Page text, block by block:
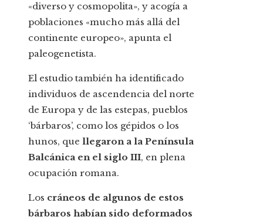
«diverso y cosmopolita», y acogía a
poblaciones «mucho más allá del
continente europeo», apunta el
paleogenetista.
El estudio también ha identificado
individuos de ascendencia del norte
de Europa y de las estepas, pueblos
‘bárbaros’, como los gépidos o los
hunos, que llegaron a la Península
Balcánica en el siglo III, en plena
ocupación romana.
Los cráneos de algunos de estos
bárbaros habían sido deformados